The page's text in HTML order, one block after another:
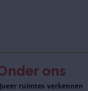
ons
ruimtes verkennen